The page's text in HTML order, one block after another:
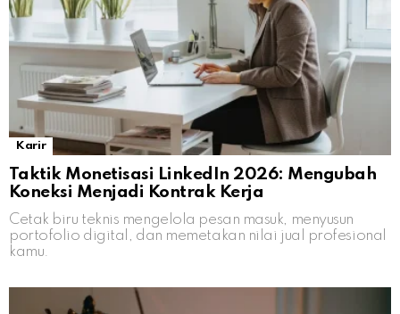
Karir
Taktik Monetisasi LinkedIn 2026: Mengubah
Koneksi Menjadi Kontrak Kerja
Cetak biru teknis mengelola pesan masuk, menyusun
portofolio digital, dan memetakan nilai jual profesional
kamu.